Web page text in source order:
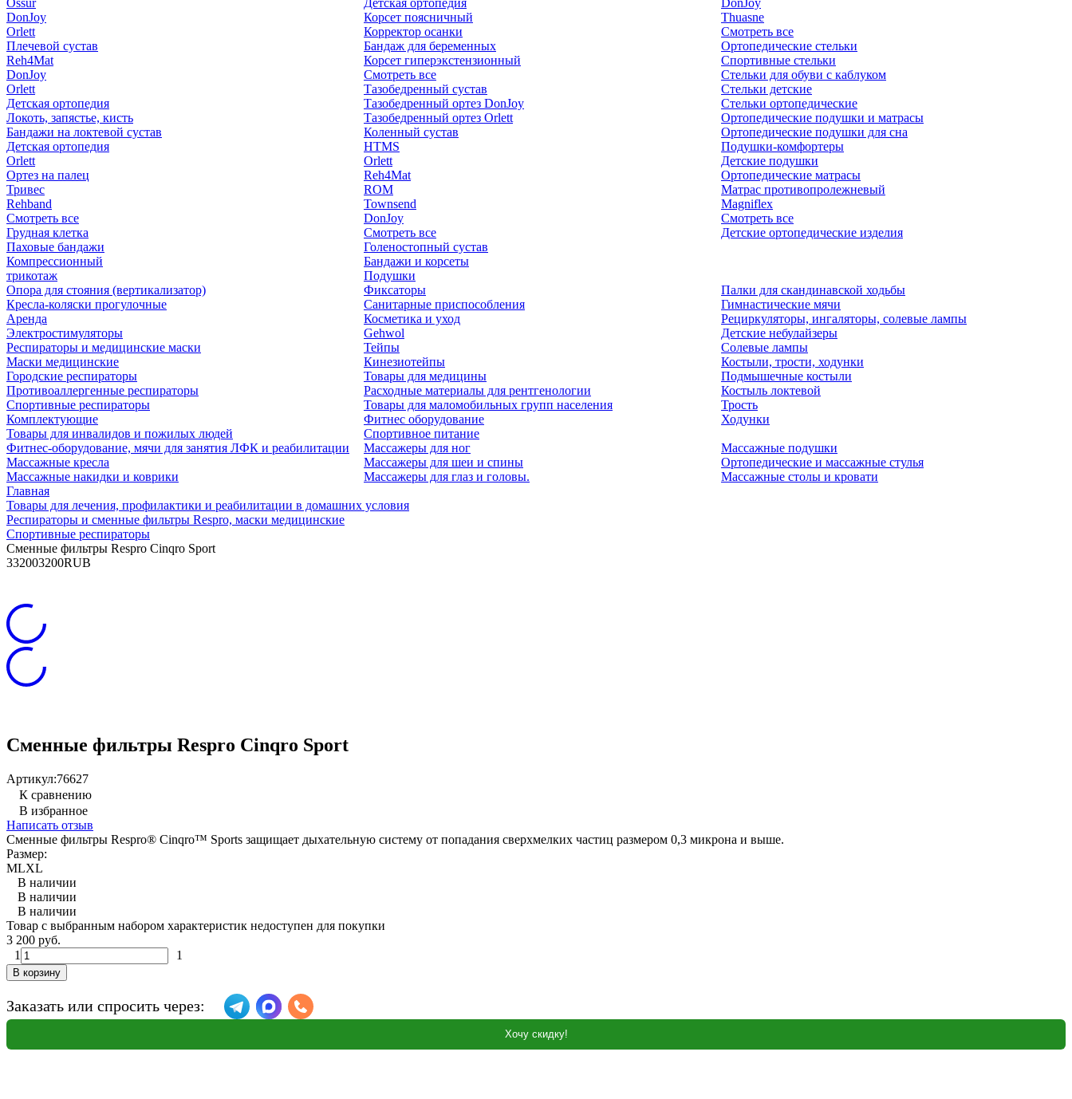
Ossur
DonJoy
Orlett
Плечевой сустав
Reh4Mat
DonJoy
Orlett
Детская ортопедия
Локоть, запястье, кисть
Бандажи на локтевой сустав
Детская ортопедия
Orlett
Ортез на палец
Тривес
Rehband
Смотреть все
Грудная клетка
Паховые бандажи
Детская ортопедия
Корсет поясничный
Корректор осанки
Бандаж для беременных
Корсет гиперэкстензионный
Смотреть все
Тазобедренный сустав
Тазобедренный ортез DonJoy
Тазобедренный ортез Orlett
Коленный сустав
HTMS
Orlett
Reh4Mat
ROM
Townsend
DonJoy
Смотреть все
Голеностопный сустав
DonJoy
Thuasne
Смотреть все
Ортопедические стельки
Спортивные стельки
Стельки для обуви с каблуком
Стельки детские
Стельки ортопедические
Ортопедические подушки и матрасы
Ортопедические подушки для сна
Подушки-комфортеры
Детские подушки
Ортопедические матрасы
Матрас противопролежневый
Magniflex
Смотреть все
Детские ортопедические изделия
Компрессионный
трикотаж
Бандажи и корсеты
Подушки
Опора для стояния (вертикализатор)
Кресла-коляски прогулочные
Аренда
Электростимуляторы
Респираторы и медицинские маски
Маски медицинские
Городские респираторы
Противоаллергенные респираторы
Спортивные респираторы
Комплектующие
Товары для инвалидов и пожилых людей
Фиксаторы
Санитарные приспособления
Косметика и уход
Gehwol
Тейпы
Кинезиотейпы
Товары для медицины
Расходные материалы для рентгенологии
Товары для маломобильных групп населения
Фитнес оборудование
Спортивное питание
Палки для скандинавской ходьбы
Гимнастические мячи
Рециркуляторы, ингаляторы, солевые лампы
Детские небулайзеры
Солевые лампы
Костыли, трости, ходунки
Подмышечные костыли
Костыль локтевой
Трость
Ходунки
Фитнес-оборудование, мячи для занятия ЛФК и реабилитации
Массажные кресла
Массажные накидки и коврики
Массажеры для ног
Массажеры для шеи и спины
Массажеры для глаз и головы.
Массажные подушки
Ортопедические и массажные стулья
Массажные столы и кровати
Главная
Товары для лечения, профилактики и реабилитации в домашних условия
Респираторы и сменные фильтры Respro, маски медицинские
Спортивные респираторы
Сменные фильтры Respro Cinqro Sport
332003200RUB
Сменные фильтры Respro Cinqro Sport
Артикул:76627
К сравнению
В избранное
Написать отзыв
Сменные фильтры Respro® Cinqro™ Sports защищает дыхательную систему от попадания сверхмелких частиц размером 0,3 микрона и выше.
Размер:
MLXL
В наличии
В наличии
В наличии
Товар с выбранным набором характеристик недоступен для покупки
3 200 руб.
1
1
В корзину
Заказать или спросить через:
Хочу скидку!